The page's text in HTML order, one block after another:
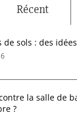
Récent
de sols : des
la salle de
?